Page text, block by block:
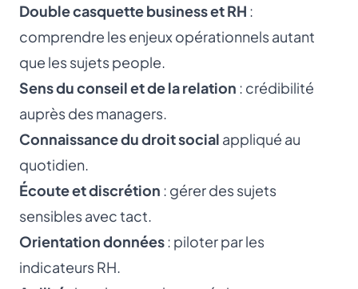
Double casquette business et RH :
comprendre les enjeux opérationnels autant
que les sujets people.
Sens du conseil et de la relation : crédibilité
auprès des managers.
Connaissance du droit social appliqué au
quotidien.
Écoute et discrétion : gérer des sujets
sensibles avec tact.
Orientation données: piloter par les
indicateurs RH.